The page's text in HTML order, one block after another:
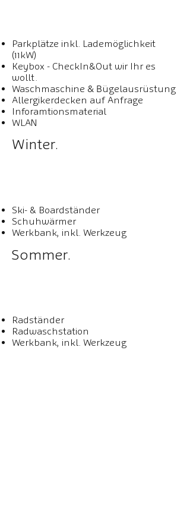
Parkplätze inkl. Lademöglichkeit
(11kW)
Keybox - CheckIn&Out wir Ihr es
wollt.
Waschmaschine & Bügelausrüstung
Allergikerdecken auf Anfrage
Inforamtionsmaterial
WLAN
Winter.
Ski- & Boardständer
Schuhwärmer
Werkbank, inkl. Werkzeug
Sommer.
Radständer
Radwaschstation
Werkbank, inkl. Werkzeug